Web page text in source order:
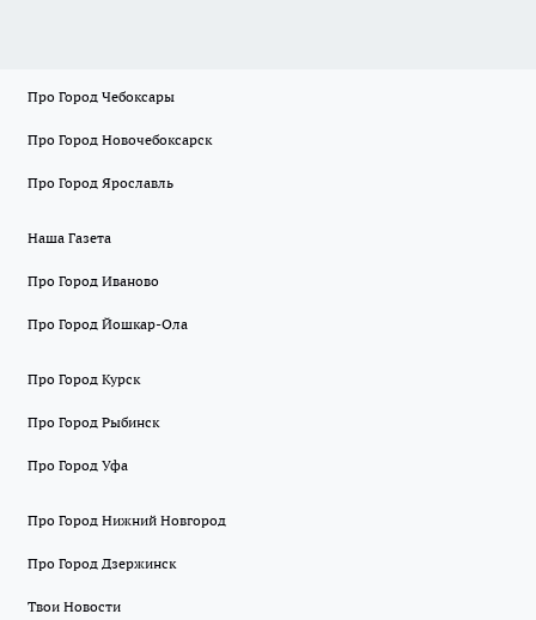
Про Город Чебоксары
Про Город Новочебоксарск
Про Город Ярославль
Наша Газета
Про Город Иваново
Про Город Йошкар-Ола
Про Город Курск
Про Город Рыбинск
Про Город Уфа
Про Город Нижний Новгород
Про Город Дзержинск
Твои Новости